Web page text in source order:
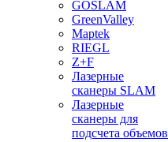
GOSLAM
GreenValley
Maptek
RIEGL
Z+F
Лазерные
сканеры SLAM
Лазерные
сканеры для
подсчета объемов